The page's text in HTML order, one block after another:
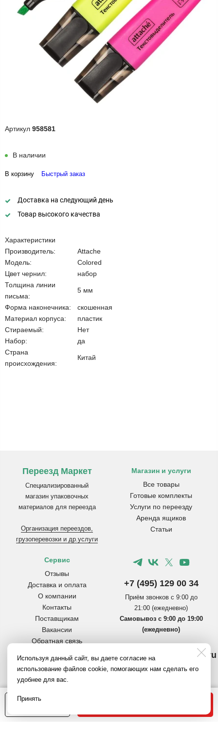
Артикул 958581
В наличии
В корзину Быстрый заказ
Доставка на следующий день
Товар высокого качества
Характеристики
Производитель:
Attache
Модель:
Colored
Цвет чернил:
набор
Толщина линии
письма:
5 мм
Форма наконечника:
скошенная
Материал корпуса:
пластик
Стираемый:
Нет
Набор:
да
Страна
происхождения:
Китай
Переезд Маркет
Специализированный
магазин упаковочных
материалов для переезда
Организация переездов,
грузоперевозки и др.услуги
Магазин и услуги
Все товары
Готовые комплекты
Услуги по переезду
Аренда ящиков
Статьи
Сервис
Отзывы
Доставка и оплата
О компании
Контакты
Поставщикам
Вакансии
Обратная связь
коробок
Вопросы и ответы
Полезное на Яндекс.Дзен
+7 (495) 129 00 34
Приём звонков с 9:00 до
21:00 (ежедневно)
Самовывоз с 9:00 до 19:00
(ежедневно)
info@pereezdmarket.ru
Общая почта для клиентов
buh@pereezdmarket.ru
бухгалтерии
Используя данный сайт, вы даете согласие на
использование файлов cookie, помогающих нам сделать его
удобнее для вас.
Принять